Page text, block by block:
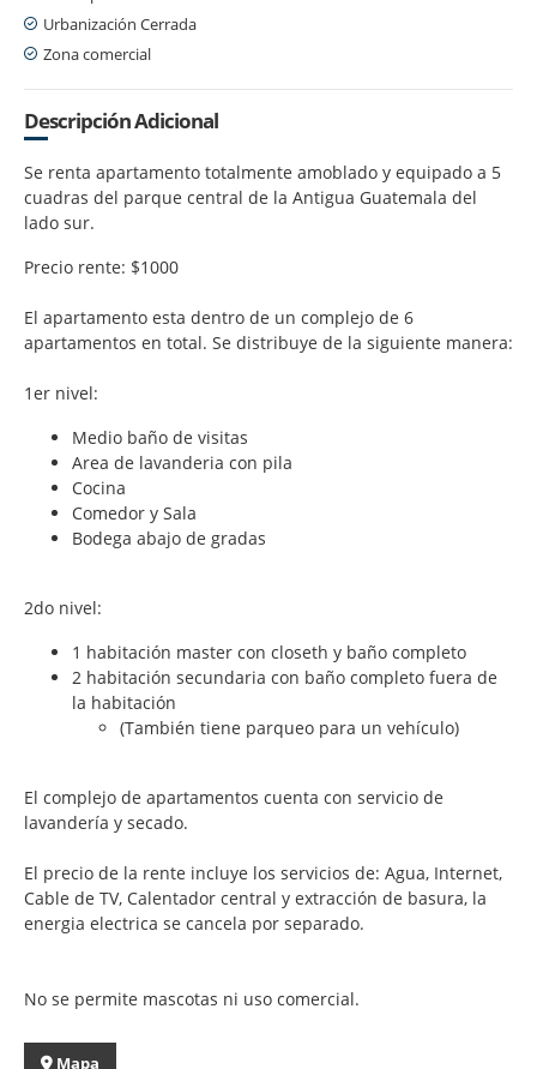
Urbanización Cerrada
Zona comercial
Descripción Adicional
Se renta apartamento totalmente amoblado y equipado a 5
cuadras del parque central de la Antigua Guatemala del
lado sur.
Precio rente: $1000
El apartamento esta dentro de un complejo de 6
apartamentos en total. Se distribuye de la siguiente manera:
1er nivel:
Medio baño de visitas
Area de lavanderia con pila
Cocina
Comedor y Sala
Bodega abajo de gradas
2do nivel:
1 habitación master con closeth y baño completo
2 habitación secundaria con baño completo fuera de
la habitación
(También tiene parqueo para un vehículo)
El complejo de apartamentos cuenta con servicio de
lavandería y secado.
El precio de la rente incluye los servicios de: Agua, Internet,
Cable de TV, Calentador central y extracción de basura, la
energia electrica se cancela por separado.
No se permite mascotas ni uso comercial.
Mapa